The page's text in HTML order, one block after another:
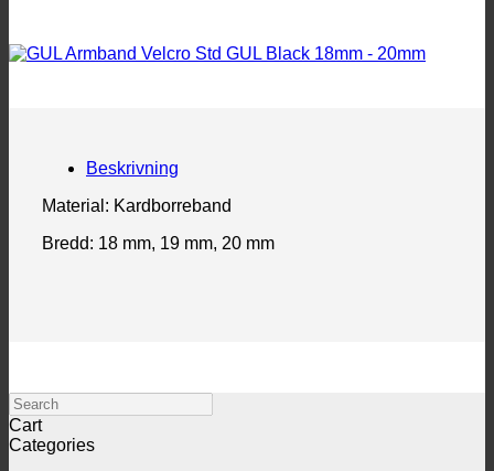
18mm
-
Beskrivning
Material: Kardborreband
Bredd: 18 mm, 19 mm, 20 mm
Search
Cart
Categories